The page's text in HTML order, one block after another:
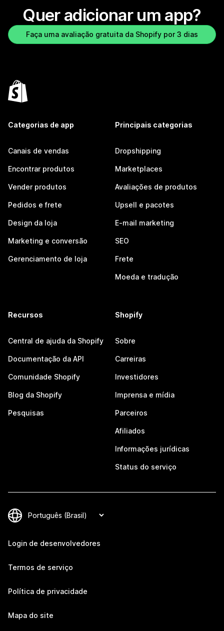
Quer adicionar um app?
Faça uma avaliação gratuita da Shopify por 3 dias
Categorias de app
Canais de vendas
Encontrar produtos
Vender produtos
Pedidos e frete
Design da loja
Marketing e conversão
Gerenciamento de loja
Principais categorias
Dropshipping
Marketplaces
Avaliações de produtos
Upsell e pacotes
E-mail marketing
SEO
Frete
Moeda e tradução
Recursos
Central de ajuda da Shopify
Documentação da API
Comunidade Shopify
Blog da Shopify
Pesquisas
Shopify
Sobre
Carreiras
Investidores
Imprensa e mídia
Parceiros
Afiliados
Informações jurídicas
Status do serviço
Login de desenvolvedores
Termos de serviço
Política de privacidade
Mapa do site